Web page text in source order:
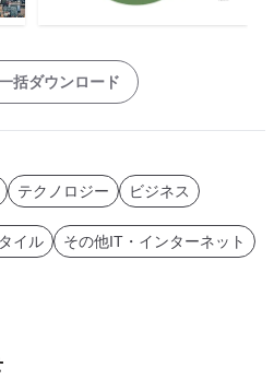
括ダウンロード
テクノロジー ビジネス
イル
その他IT・インターネット